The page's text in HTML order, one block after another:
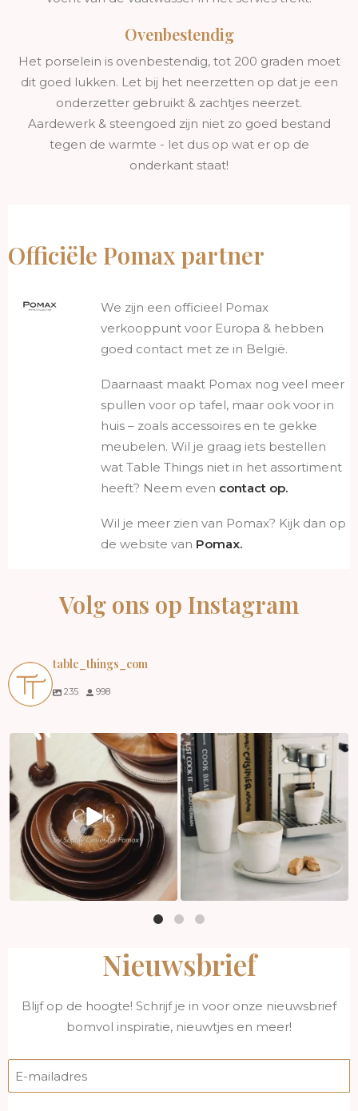
Ovenbestendig
Het porselein is ovenbestendig, tot 200 graden moet
dit goed lukken. Let bij het neerzetten op dat je een
onderzetter gebruikt & zachtjes neerzet.
Aardewerk & steengoed zijn niet zo goed bestand
tegen de warmte - let dus op wat er op de
onderkant staat!
Officiële Pomax partner
We zijn een officieel Pomax
verkooppunt voor Europa & hebben
goed contact met ze in België.
Daarnaast maakt Pomax nog veel meer
spullen voor op tafel, maar ook voor in
huis – zoals accessoires en te gekke
meubelen. Wil je graag iets bestellen
wat Table Things niet in het assortiment
heeft? Neem even contact op.
Wil je meer zien van Pomax? Kijk dan op
de website van Pomax.
Volg ons op Instagram
table_things_com
235 998
Nieuwsbrief
Blijf op de hoogte! Schrijf je in voor onze nieuwsbrief
bomvol inspiratie, nieuwtjes en meer!